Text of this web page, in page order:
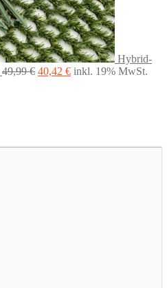
Hybrid-
49,99€ Ursprünglicher
40,42 €Aktueller
inkl. 19% MwSt.